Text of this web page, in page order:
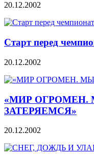
20.12.2002
Старт перед
20.12.2002
«МИР ОГРОМЕН.
ЗАТЕРЯЕМСЯ»
20.12.2002